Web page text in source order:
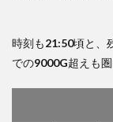
時刻も21:50頃と、
での9000G超えも